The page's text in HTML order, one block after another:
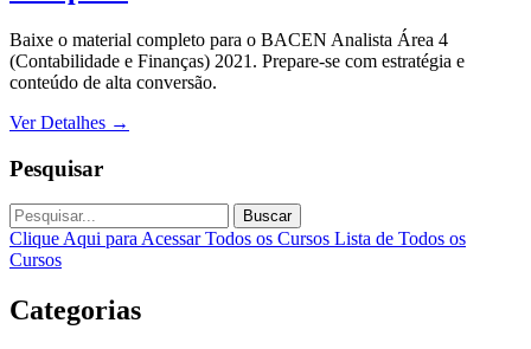
Baixe o material completo para o BACEN Analista Área 4
(Contabilidade e Finanças) 2021. Prepare-se com estratégia e
conteúdo de alta conversão.
Ver Detalhes →
Pesquisar
Buscar
Clique Aqui para Acessar Todos os Cursos Lista de Todos os
Cursos
Categorias